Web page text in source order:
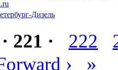
Дизель
· 221 · 222
› »